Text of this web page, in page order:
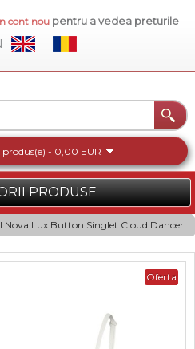
cont nou pentru a vedea preturile
produs(e) - 0,00 EUR
PRODUSE
Lux Button Singlet Cloud Dancer
Oferta